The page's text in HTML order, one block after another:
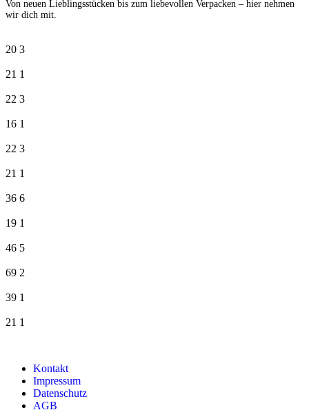
Von neuen Lieblingsstücken bis zum liebevollen Verpacken – hier nehmen
wir dich mit.
20 3
21 1
22 3
16 1
22 3
21 1
36 6
19 1
46 5
69 2
39 1
21 1
Kontakt
Impressum
Datenschutz
AGB